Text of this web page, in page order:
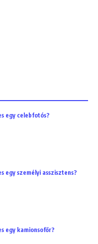
egy celebfotós?
egy személyi asszisztens?
egy kamionsofőr?